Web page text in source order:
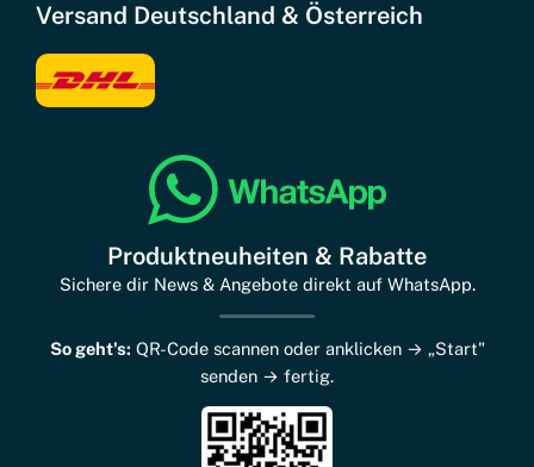
Versand Deutschland & Österreich
Produktneuheiten & Rabatte
Sichere dir News & Angebote direkt auf WhatsApp.
So geht's: QR-Code scannen oder anklicken → „Start"
senden → fertig.